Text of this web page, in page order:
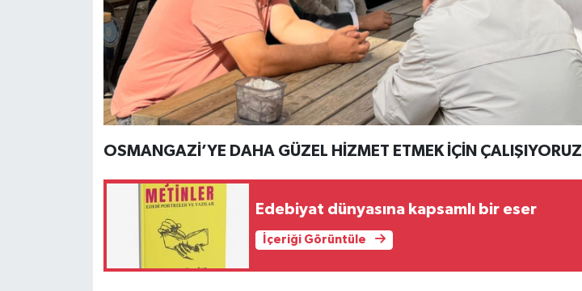
OSMANGAZİ’YE DAHA GÜZEL HİZMET ETMEK İÇİN ÇALIŞIYORUZ
Edebiyat dünyasına kapsamlı bir eser
İçeriği Görüntüle